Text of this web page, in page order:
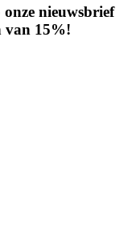
nieuwsbrief
van 15%!